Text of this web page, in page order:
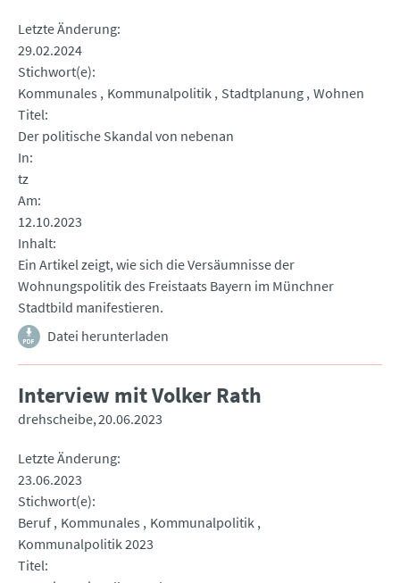
Letzte Änderung
29.02.2024
Stichwort(e)
Kommunales
Kommunalpolitik Stadtplanung Wohnen
Titel
Der politische Skandal von nebenan
In
tz
Am
12.10.2023
Inhalt
Ein Artikel zeigt, wie sich die Versäumnisse der
Wohnungspolitik des Freistaats Bayern im Münchner
Stadtbild manifestieren.
Datei herunterladen
Interview mit Volker Rath
drehscheibe 20.06.2023
Letzte Änderung
23.06.2023
Stichwort(e)
Beruf Kommunales
Kommunalpolitik
Kommunalpolitik 2023
Titel